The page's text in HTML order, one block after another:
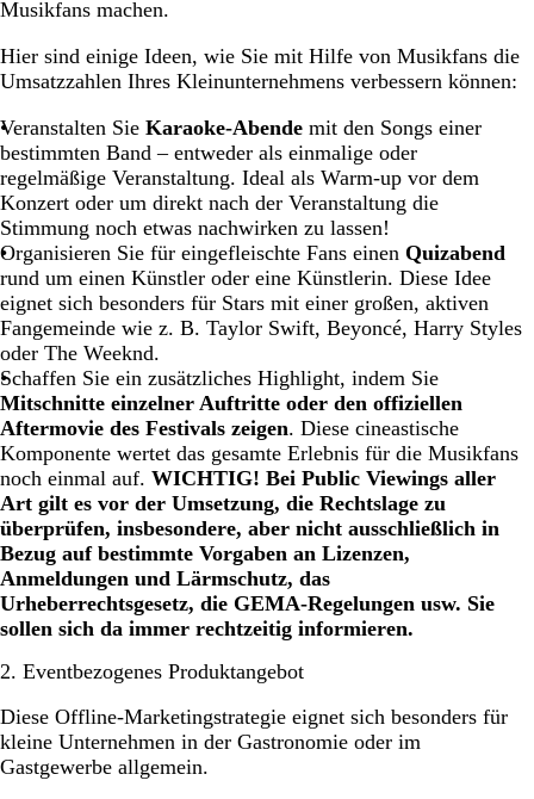
Musikfans machen.
Hier sind einige Ideen, wie Sie mit Hilfe von Musikfans die
Umsatzzahlen Ihres Kleinunternehmens verbessern können:
Veranstalten Sie Karaoke-Abende mit den Songs einer
bestimmten Band – entweder als einmalige oder
regelmäßige Veranstaltung. Ideal als Warm-up vor dem
Konzert oder um direkt nach der Veranstaltung die
Stimmung noch etwas nachwirken zu lassen!
Organisieren Sie für eingefleischte Fans einen Quizabend
rund um einen Künstler oder eine Künstlerin. Diese Idee
eignet sich besonders für Stars mit einer großen, aktiven
Fangemeinde wie z. B. Taylor Swift, Beyoncé, Harry Styles
oder The Weeknd.
Schaffen Sie ein zusätzliches Highlight, indem Sie
Mitschnitte einzelner Auftritte oder den offiziellen
Aftermovie des Festivals zeigen. Diese cineastische
Komponente wertet das gesamte Erlebnis für die Musikfans
noch einmal auf. WICHTIG! Bei Public Viewings aller
Art gilt es vor der Umsetzung, die Rechtslage zu
überprüfen, insbesondere, aber nicht ausschließlich in
Bezug auf bestimmte Vorgaben an Lizenzen,
Anmeldungen und Lärmschutz, das
Urheberrechtsgesetz, die GEMA-Regelungen usw. Sie
sollen sich da immer rechtzeitig informieren.
2. Eventbezogenes Produktangebot
Diese Offline-Marketingstrategie eignet sich besonders für
kleine Unternehmen in der Gastronomie oder im
Gastgewerbe allgemein.